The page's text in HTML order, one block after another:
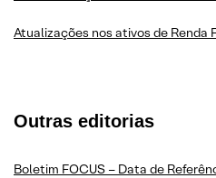
Atualizações nos ativos de Renda
Outras editorias
Boletim FOCUS – Data de